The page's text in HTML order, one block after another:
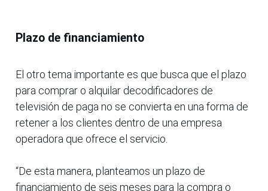
Plazo de financiamiento
El otro tema importante es que busca que el plazo
para comprar o alquilar decodificadores de
televisión de paga no se convierta en una forma de
retener a los clientes dentro de una empresa
operadora que ofrece el servicio.
“De esta manera, planteamos un plazo de
financiamiento de seis meses para la compra o